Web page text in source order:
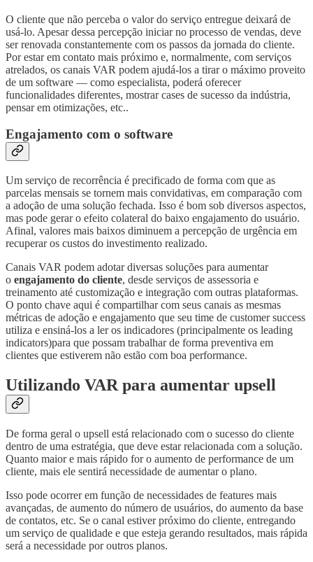
O cliente que não perceba o valor do serviço entregue deixará de
usá-lo. Apesar dessa percepção iniciar no processo de vendas, deve
ser renovada constantemente com os passos da jornada do cliente.
Por estar em contato mais próximo e, normalmente, com serviços
atrelados, os canais VAR podem ajudá-los a tirar o máximo proveito
de um software — como especialista, poderá oferecer
funcionalidades diferentes, mostrar cases de sucesso da indústria,
pensar em otimizações, etc..
Engajamento com o software
Um serviço de recorrência é precificado de forma com que as
parcelas mensais se tornem mais convidativas, em comparação com
a adoção de uma solução fechada. Isso é bom sob diversos aspectos,
mas pode gerar o efeito colateral do baixo engajamento do usuário.
Afinal, valores mais baixos diminuem a percepção de urgência em
recuperar os custos do investimento realizado.
Canais VAR podem adotar diversas soluções para aumentar
o engajamento do cliente, desde serviços de assessoria e
treinamento até customização e integração com outras plataformas.
O ponto chave aqui é compartilhar com seus canais as mesmas
métricas de adoção e engajamento que seu time de customer success
utiliza e ensiná-los a ler os indicadores (principalmente os leading
indicators)para que possam trabalhar de forma preventiva em
clientes que estiverem não estão com boa performance.
Utilizando VAR para aumentar upsell
De forma geral o upsell está relacionado com o sucesso do cliente
dentro de uma estratégia, que deve estar relacionada com a solução.
Quanto maior e mais rápido for o aumento de performance de um
cliente, mais ele sentirá necessidade de aumentar o plano.
Isso pode ocorrer em função de necessidades de features mais
avançadas, de aumento do número de usuários, do aumento da base
de contatos, etc. Se o canal estiver próximo do cliente, entregando
um serviço de qualidade e que esteja gerando resultados, mais rápida
será a necessidade por outros planos.